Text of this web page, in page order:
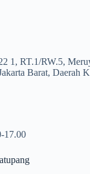
1, RT.1/RW.5,
Barat, Daerah
17.00